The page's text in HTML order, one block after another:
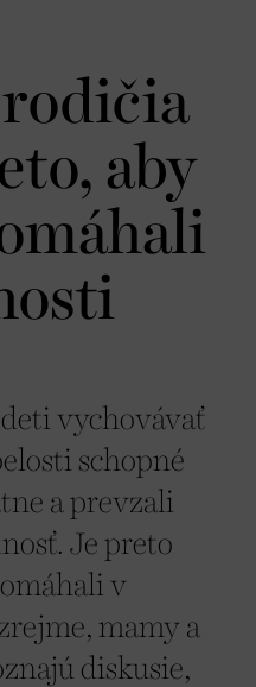
rodičia
aby
vychovávať
schopné
a prevzali
Je preto
v
mamy a
diskusie,